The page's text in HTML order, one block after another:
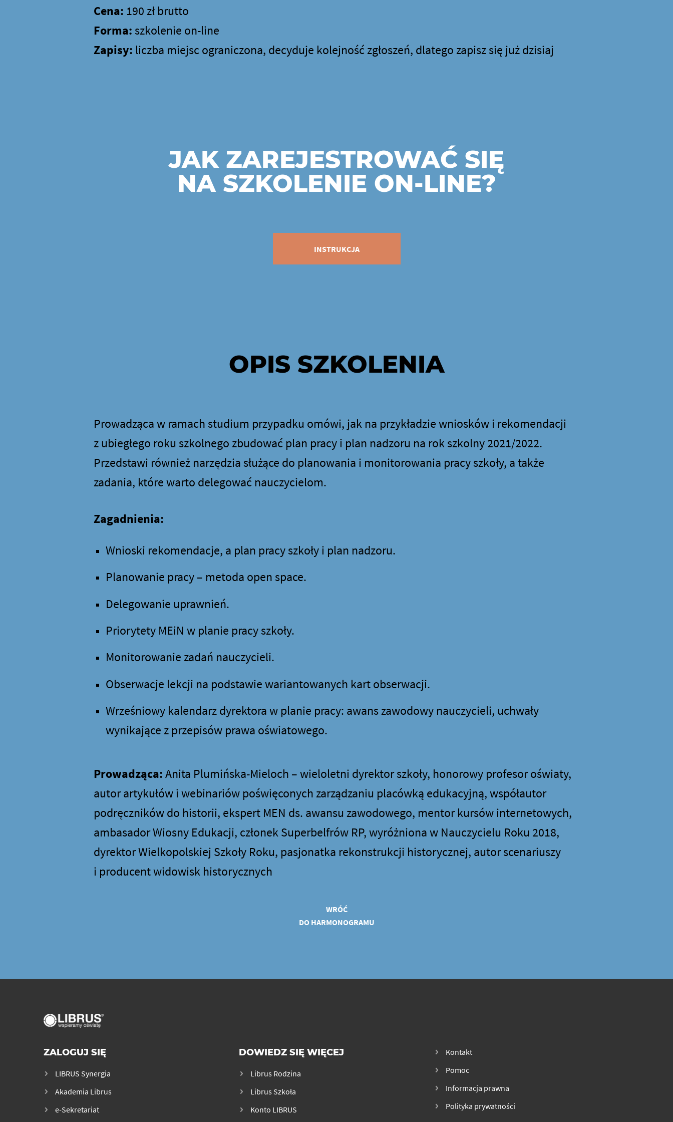
Cena: 190 zł brutto
Forma: szkolenie on-line
Zapisy: liczba miejsc ograniczona, decyduje kolejność zgłoszeń, dlatego zapisz się już dzisiaj
JAK ZAREJESTROWAĆ SIĘ
NA SZKOLENIE ON-LINE?
INSTRUKCJA
OPIS SZKOLENIA
Prowadząca w ramach studium przypadku omówi, jak na przykładzie wniosków i rekomendacji
z ubiegłego roku szkolnego zbudować plan pracy i plan nadzoru na rok szkolny 2021/2022.
Przedstawi również narzędzia służące do planowania i monitorowania pracy szkoły, a także
zadania, które warto delegować nauczycielom.
Zagadnienia:
Wnioski rekomendacje, a plan pracy szkoły i plan nadzoru.
Planowanie pracy – metoda open space.
Delegowanie uprawnień.
Priorytety MEiN w planie pracy szkoły.
Monitorowanie zadań nauczycieli.
Obserwacje lekcji na podstawie wariantowanych kart obserwacji.
Wrześniowy kalendarz dyrektora w planie pracy: awans zawodowy nauczycieli, uchwały
wynikające z przepisów prawa oświatowego.
Prowadząca:Anita Plumińska-Mieloch – wieloletni dyrektor szkoły, honorowy profesor oświaty,
autor artykułów i webinariów poświęconych zarządzaniu placówką edukacyjną, współautor
podręczników do historii, ekspert MEN ds. awansu zawodowego, mentor kursów internetowych,
ambasador Wiosny Edukacji, członek Superbelfrów RP, wyróżniona w Nauczycielu Roku 2018,
dyrektor Wielkopolskiej Szkoły Roku, pasjonatka rekonstrukcji historycznej, autor scenariuszy
i producent widowisk historycznych
WRÓĆ
DO HARMONOGRAMU
ZALOGUJ SIĘ
LIBRUS Synergia
Akademia Librus
e-Sekretariat
DOWIEDZ SIĘ WIĘCEJ
Librus Rodzina
Librus Szkoła
Konto LIBRUS
Kontakt
Pomoc
Informacja prawna
Polityka prywatności